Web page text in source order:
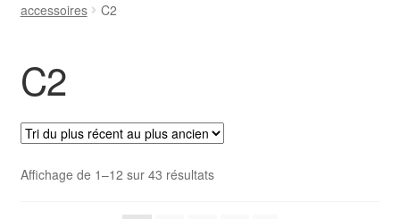
Contact
Livraison
accessoires
C2
C2
Affichage de 1–12 sur 43 résultatsTrié